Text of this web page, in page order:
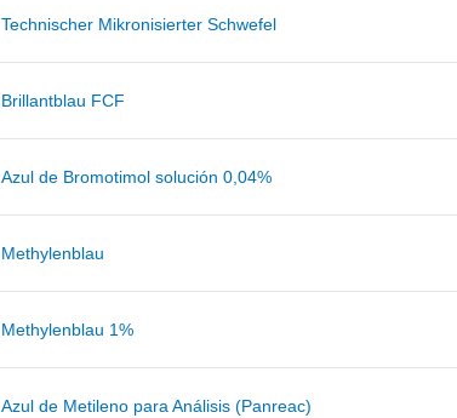
Technischer Mikronisierter Schwefel
Brillantblau FCF
Azul de Bromotimol solución 0,04%
Methylenblau
Methylenblau 1%
Azul de Metileno para Análisis (Panreac)